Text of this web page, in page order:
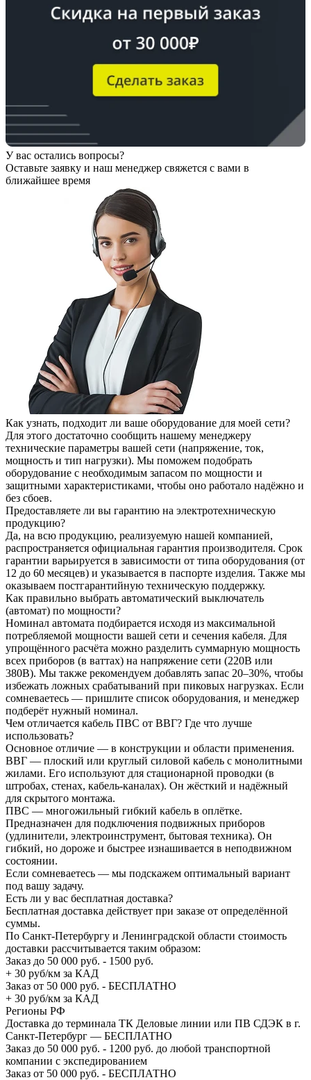
У вас остались вопросы?
Оставьте заявку и наш менеджер свяжется с вами в
ближайшее время
Как узнать, подходит ли ваше оборудование для моей сети?
Для этого достаточно сообщить нашему менеджеру
технические параметры вашей сети (напряжение, ток,
мощность и тип нагрузки). Мы поможем подобрать
оборудование с необходимым запасом по мощности и
защитными характеристиками, чтобы оно работало надёжно и
без сбоев.
Предоставляете ли вы гарантию на электротехническую
продукцию?
Да, на всю продукцию, реализуемую нашей компанией,
распространяется официальная гарантия производителя. Срок
гарантии варьируется в зависимости от типа оборудования (от
12 до 60 месяцев) и указывается в паспорте изделия. Также мы
оказываем постгарантийную техническую поддержку.
Как правильно выбрать автоматический выключатель
(автомат) по мощности?
Номинал автомата подбирается исходя из максимальной
потребляемой мощности вашей сети и сечения кабеля. Для
упрощённого расчёта можно разделить суммарную мощность
всех приборов (в ваттах) на напряжение сети (220В или
380В). Мы также рекомендуем добавлять запас 20–30%, чтобы
избежать ложных срабатываний при пиковых нагрузках. Если
сомневаетесь — пришлите список оборудования, и менеджер
подберёт нужный номинал.
Чем отличается кабель ПВС от ВВГ? Где что лучше
использовать?
Основное отличие — в конструкции и области применения.
ВВГ — плоский или круглый силовой кабель с монолитными
жилами. Его используют для стационарной проводки (в
штробах, стенах, кабель-каналах). Он жёсткий и надёжный
для скрытого монтажа.
ПВС — многожильный гибкий кабель в оплётке.
Предназначен для подключения подвижных приборов
(удлинители, электроинструмент, бытовая техника). Он
гибкий, но дороже и быстрее изнашивается в неподвижном
состоянии.
Если сомневаетесь — мы подскажем оптимальный вариант
под вашу задачу.
Есть ли у вас бесплатная доставка?
Бесплатная доставка действует при заказе от определённой
суммы.
По Санкт-Петербургу и Ленинградской области стоимость
доставки рассчитывается таким образом:
Заказ до 50 000 руб. - 1500 руб.
+ 30 руб/км за КАД
Заказ от 50 000 руб. - БЕСПЛАТНО
+ 30 руб/км за КАД
Регионы РФ
Доставка до терминала ТК Деловые линии или ПВ СДЭК в г.
Санкт-Петербург — БЕСПЛАТНО
Заказ до 50 000 руб. - 1200 руб. до любой транспортной
компании с экспедированием
Заказ от 50 000 руб. - БЕСПЛАТНО